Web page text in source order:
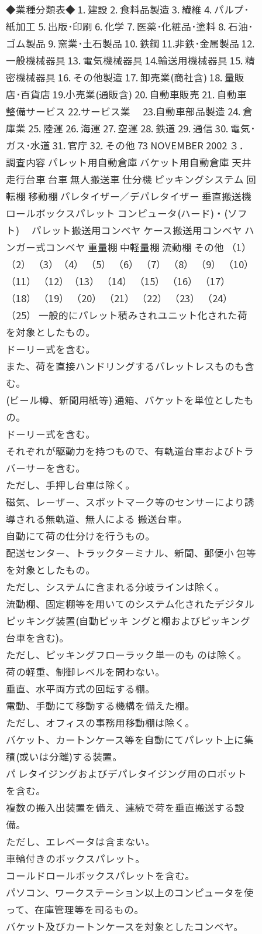
◆業種分類表◆ 1. 建設 2. 食料品製造 3. 繊維 4. パルプ･
紙加工 5. 出版･印刷 6. 化学 7. 医薬･化粧品･塗料 8. 石油･
ゴム製品 9. 窯業･土石製品 10. 鉄鋼 11.非鉄･金属製品 12.
一般機械器具 13. 電気機械器具 14.輸送用機械器具 15. 精
密機械器具 16. その他製造 17. 卸売業(商社含) 18. 量販
店･百貨店 19.小売業(通販含) 20. 自動車販売 21. 自動車
整備サービス 22.サービス業 23.自動車部品製造 24. 倉
庫業 25. 陸運 26. 海運 27. 空運 28. 鉄道 29. 通信 30. 電気･
ガス･水道 31. 官庁 32. その他 73 NOVEMBER 2002 ３．
調査内容 パレット用自動倉庫 バケット用自動倉庫 天井
走行台車 台車 無人搬送車 仕分機 ピッキングシステム 回
転棚 移動棚 パレタイザー／デパレタイザー 垂直搬送機
ロールボックスパレット コンピュータ(ハード)・(ソフ
ト) パレット搬送用コンベヤ ケース搬送用コンベヤ ハ
ンガー式コンベヤ 重量棚 中軽量棚 流動棚 その他 （1）
（2） （3）（4） （5） （6） （7） （8） （9） （10）
（11） （12）（13） （14） （15） （16） （17）
（18） （19） （20） （21） （22） （23） （24）
（25） 一般的にパレット積みされユニット化された荷
を対象としたもの。
ドーリー式を含む。
また、荷を直接ハンドリングするパレットレスものも含
む。
(ビール樽、新聞用紙等) 通箱、バケットを単位としたも
の。
ドーリー式を含む。
それぞれが駆動力を持つもので、有軌道台車およびトラ
バーサーを含む。
ただし、手押し台車は除く。
磁気、レーザー、スポットマーク等のセンサーにより誘
導される無軌道、無人による 搬送台車。
自動にて荷の仕分けを行うもの。
配送センター、トラックターミナル、新聞、郵便小 包等
を対象としたもの。
ただし、システムに含まれる分岐ラインは除く。
流動棚、固定棚等を用いてのシステム化されたデジタル
ピッキング装置(自動ピッキ ングと棚およびピッキング
台車を含む)。
ただし、ピッキングフローラック単一のも のは除く。
荷の軽重、制御レベルを問わない。
垂直、水平両方式の回転する棚。
電動、手動にて移動する機構を備えた棚。
ただし、オフィスの事務用移動棚は除く。
バケット、カートンケース等を自動にてパレット上に集
積(或いは分離)する装置。
パ レタイジングおよびデパレタイジング用のロボット
を含む。
複数の搬入出装置を備え、連続で荷を垂直搬送する設
備。
ただし、エレベータは含まない。
車輪付きのボックスパレット。
コールドロールボックスパレットを含む。
パソコン、ワークステーション以上のコンピュータを使
って、在庫管理等を司るもの。
バケット及びカートンケースを対象としたコンベヤ。